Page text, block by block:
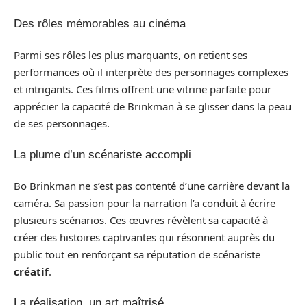
Des rôles mémorables au cinéma
Parmi ses rôles les plus marquants, on retient ses
performances où il interprète des personnages complexes
et intrigants. Ces films offrent une vitrine parfaite pour
apprécier la capacité de Brinkman à se glisser dans la peau
de ses personnages.
La plume d’un scénariste accompli
Bo Brinkman ne s’est pas contenté d’une carrière devant la
caméra. Sa passion pour la narration l’a conduit à écrire
plusieurs scénarios. Ces œuvres révèlent sa capacité à
créer des histoires captivantes qui résonnent auprès du
public tout en renforçant sa réputation de scénariste
créatif.